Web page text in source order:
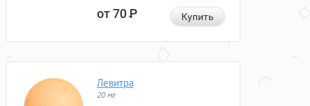
от 70Р Купить
Левитра
20 мг